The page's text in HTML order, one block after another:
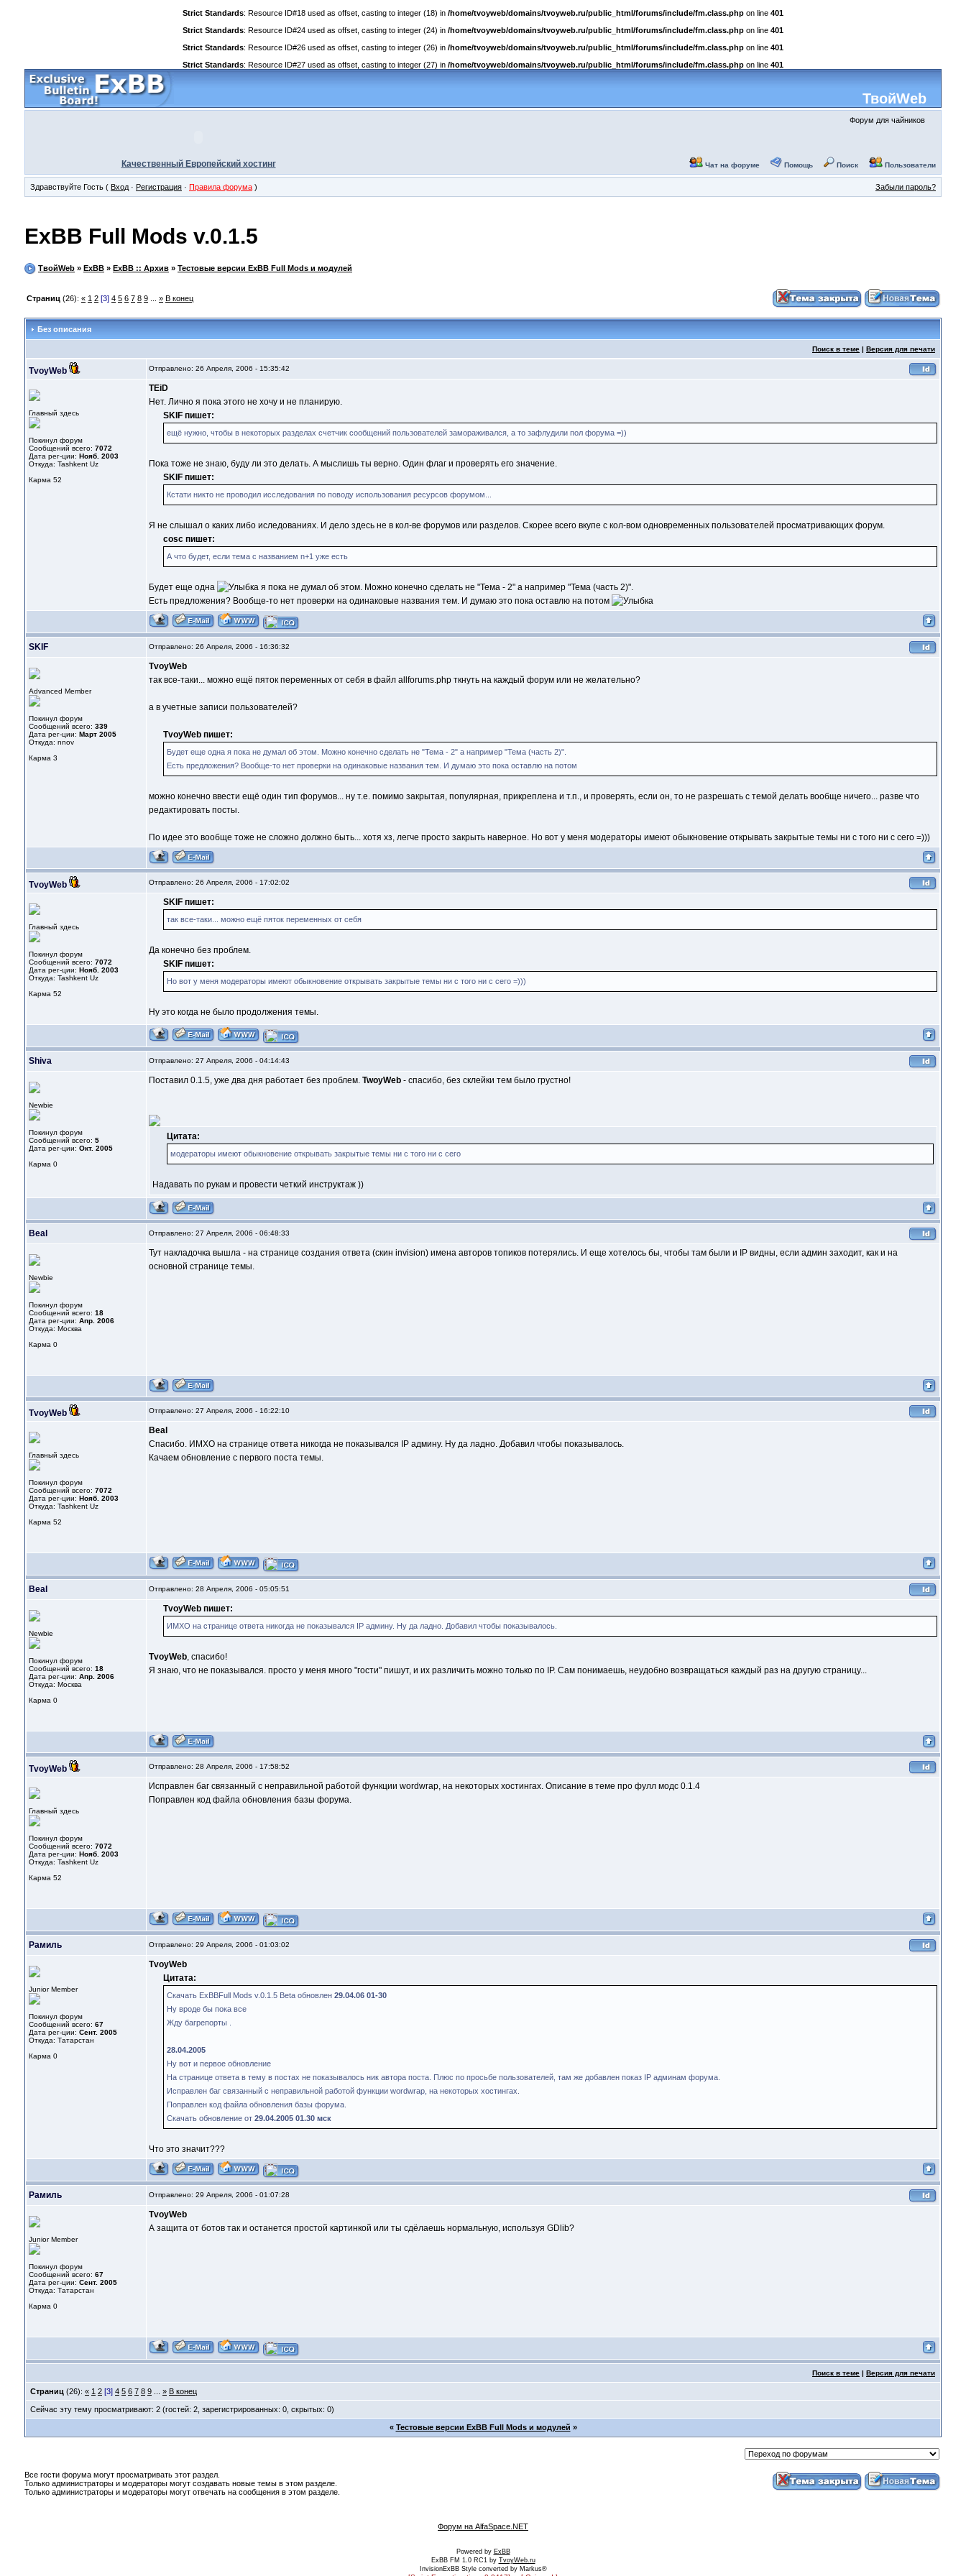
Strict Standards: Resource ID#18 used as offset, casting to integer (18) in /home/tvoyweb/domains/tvoyweb.ru/public_html/forums/include/fm.class.php on line 401
Strict Standards: Resource ID#24 used as offset, casting to integer (24) in /home/tvoyweb/domains/tvoyweb.ru/public_html/forums/include/fm.class.php on line 401
Strict Standards: Resource ID#26 used as offset, casting to integer (26) in /home/tvoyweb/domains/tvoyweb.ru/public_html/forums/include/fm.class.php on line 401
Strict Standards: Resource ID#27 used as offset, casting to integer (27) in /home/tvoyweb/domains/tvoyweb.ru/public_html/forums/include/fm.class.php on line 401
ТвойWeb
Качественный Европейский хостинг
Форум для чайников
Чат на форуме Помощь Поиск Пользователи
Здравствуйте Гость ( Вход · Регистрация · Правила форума ) Забыли пароль?
ExBB Full Mods v.0.1.5
ТвойWeb » ExBB » ExBB :: Архив » Тестовые версии ExBB Full Mods и модулей
Страниц (26): « 1 2 [3] 4 5 6 7 8 9 » В конец
Без описания
Поиск в теме | Версия для печати
TvoyWeb Отправлено: 26 Апреля, 2006 - 15:35:42
Главный здесь
Покинул форум
Сообщений всего: 7072
Дата рег-ции: Нояб. 2003
Откуда: Tashkent Uz
Карма 52
TEiD
Нет. Лично я пока этого не хочу и не планирую.
SKIF пишет:
ещё нужно, чтобы в некоторых разделах счетчик сообщений пользователей замораживался, а то зафлудили пол форума =))
Пока тоже не знаю, буду ли это делать. А мыслишь ты верно. Один флаг и проверять его значение.
SKIF пишет:
Кстати никто не проводил исследования по поводу использования ресурсов форумом...
Я не слышал о каких либо иследованиях. И дело здесь не в кол-ве форумов или разделов. Скорее всего вкупе с кол-вом одновременных пользователей просматривающих форум.
cosc пишет:
А что будет, если тема с названием n+1 уже есть
Будет еще одна
я пока не думал об этом. Можно конечно сделать не "Тема - 2" а например "Тема (часть 2)".
Есть предложения? Вообще-то нет проверки на одинаковые названия тем. И думаю это пока оставлю на потом
SKIF Отправлено: 26 Апреля, 2006 - 16:36:32
Advanced Member
Покинул форум
Сообщений всего: 339
Дата рег-ции: Март 2005
Откуда: nnov
Карма 3
TvoyWeb
так все-таки... можно ещё пяток переменных от себя в файл allforums.php ткнуть на каждый форум или не желательно?
а в учетные записи пользователей?
TvoyWeb пишет:
Будет еще одна я пока не думал об этом. Можно конечно сделать не "Тема - 2" а например "Тема (часть 2)".
Есть предложения? Вообще-то нет проверки на одинаковые названия тем. И думаю это пока оставлю на потом
можно конечно ввести ещё один тип форумов... ну т.е. помимо закрытая, популярная, прикреплена и т.п., и проверять, если он, то не разрешать с темой делать вообще ничего... разве что
редактировать посты.
По идее это вообще тоже не сложно должно быть... хотя хз, легче просто закрыть наверное. Но вот у меня модераторы имеют обыкновение открывать закрытые темы ни с того ни с сего =)))
TvoyWeb Отправлено: 26 Апреля, 2006 - 17:02:02
Главный здесь
Покинул форум
Сообщений всего: 7072
Дата рег-ции: Нояб. 2003
Откуда: Tashkent Uz
Карма 52
SKIF пишет:
так все-таки... можно ещё пяток переменных от себя
Да конечно без проблем.
SKIF пишет:
Но вот у меня модераторы имеют обыкновение открывать закрытые темы ни с того ни с сего =)))
Ну это когда не было продолжения темы.
Shiva Отправлено: 27 Апреля, 2006 - 04:14:43
Newbie
Покинул форум
Сообщений всего: 5
Дата рег-ции: Окт. 2005
Карма 0
Поставил 0.1.5, уже два дня работает без проблем. TwoyWeb - спасибо, без склейки тем было грустно!
Цитата:
модераторы имеют обыкновение открывать закрытые темы ни с того ни с сего
Надавать по рукам и провести четкий инструктаж ))
Beal Отправлено: 27 Апреля, 2006 - 06:48:33
Newbie
Покинул форум
Сообщений всего: 18
Дата рег-ции: Апр. 2006
Откуда: Москва
Карма 0
Тут накладочка вышла - на странице создания ответа (скин invision) имена авторов топиков потерялись. И еще хотелось бы, чтобы там были и IP видны, если админ заходит, как и на
основной странице темы.
TvoyWeb Отправлено: 27 Апреля, 2006 - 16:22:10
Главный здесь
Покинул форум
Сообщений всего: 7072
Дата рег-ции: Нояб. 2003
Откуда: Tashkent Uz
Карма 52
Beal
Спасибо. ИМХО на странице ответа никогда не показывался IP админу. Ну да ладно. Добавил чтобы показывалось.
Качаем обновление с первого поста темы.
Beal Отправлено: 28 Апреля, 2006 - 05:05:51
Newbie
Покинул форум
Сообщений всего: 18
Дата рег-ции: Апр. 2006
Откуда: Москва
Карма 0
TvoyWeb пишет:
ИМХО на странице ответа никогда не показывался IP админу. Ну да ладно. Добавил чтобы показывалось.
TvoyWeb, спасибо!
Я знаю, что не показывался. просто у меня много "гости" пишут, и их различить можно только по IP. Сам понимаешь, неудобно возвращаться каждый раз на другую страницу...
TvoyWeb Отправлено: 28 Апреля, 2006 - 17:58:52
Главный здесь
Покинул форум
Сообщений всего: 7072
Дата рег-ции: Нояб. 2003
Откуда: Tashkent Uz
Карма 52
Исправлен баг связанный с неправильной работой функции wordwrap, на некоторых хостингах. Описание в теме про фулл модс 0.1.4
Поправлен код файла обновления базы форума.
Рамиль Отправлено: 29 Апреля, 2006 - 01:03:02
Junior Member
Покинул форум
Сообщений всего: 67
Дата рег-ции: Сент. 2005
Откуда: Татарстан
Карма 0
TvoyWeb
Цитата:
Скачать ExBBFull Mods v.0.1.5 Beta обновлен 29.04.06 01-30
Ну вроде бы пока все
Жду багрепорты .
28.04.2005
Ну вот и первое обновление
На странице ответа в тему в постах не показывалось ник автора поста. Плюс по просьбе пользователей, там же добавлен показ IP админам форума.
Исправлен баг связанный с неправильной работой функции wordwrap, на некоторых хостингах.
Поправлен код файла обновления базы форума.
Скачать обновление от 29.04.2005 01.30 мск
Что это значит???
Рамиль Отправлено: 29 Апреля, 2006 - 01:07:28
Junior Member
Покинул форум
Сообщений всего: 67
Дата рег-ции: Сент. 2005
Откуда: Татарстан
Карма 0
TvoyWeb
А защита от ботов так и останется простой картинкой или ты сдёлаешь нормальную, используя GDlib?
Поиск в теме | Версия для печати
Страниц (26): « 1 2 [3] 4 5 6 7 8 9 » В конец
Сейчас эту тему просматривают: 2 (гостей: 2, зарегистрированных: 0, скрытых: 0)
« Тестовые версии ExBB Full Mods и модулей »
Все гости форума могут просматривать этот раздел.
Только администраторы и модераторы могут создавать новые темы в этом разделе.
Только администраторы и модераторы могут отвечать на сообщения в этом разделе.
Форум на AlfaSpace.NET
Powered by ExBB
ExBB FM 1.0 RC1 by TvoyWeb.ru
InvisionExBB Style converted by Markus®